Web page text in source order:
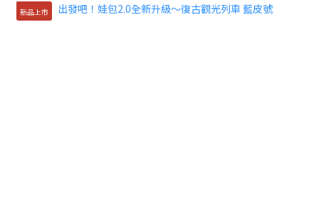
新品上市